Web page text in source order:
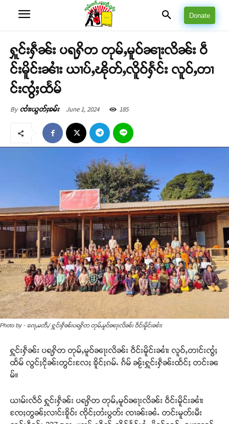
Donate
ႁူင်းႁဵၼ်း ပရႁိတ တုမ်ႇမူဝ်ၼႃးလိၼ်း ဝဵ
င်းမိူင်းၼၢႆး ယၢပ်ႇၽိုတ်ႇလိူဝ်ႁႅင်း လူဝ်ႇတၢ
င်းၸွႆႈထႅမ်
By ၸၢႆးယွတ်ႈၶမ်း June 1, 2024 185
Photo by - ၵေႃႇမတီႇ/ ႁူင်းႁဵၼ်းပရႁိတ တုမ်ႇမူဝ်ၼႃးလိၼ်း ဝဵင်းမိူင်းၼၢႆး
ႁူင်းႁဵၼ်း ပရႁိတ တုမ်ႇမူဝ်ၼႃးလိၼ်း ဝဵင်းမိူင်းၼၢႆး လူဝ်ႇတၢင်းၸွႆႈ
ထႅမ် လွင်ႈငိုၼ်းတွင်းလႄႈ ၶိူင်ႈၵမ်ႉ ၵႅမ် ၼႂ်းႁူင်းႁဵၼ်းထႅင်ႈ တင်းၼ
မ်။
ယၢမ်းလဵဝ် ႁူင်းႁဵၼ်း ပရႁိတ တုမ်ႇမူဝ်ၼႃးလိၼ်း ဝဵင်းမိူင်းၼၢႆး
ၸႄႈတွၼ်ႈလၢင်းၶိူဝ်း ၸိုင်ႈတႆးပွတ်း ၸၢၼ်းၼႆႉ တင်းမူတ်းမီး